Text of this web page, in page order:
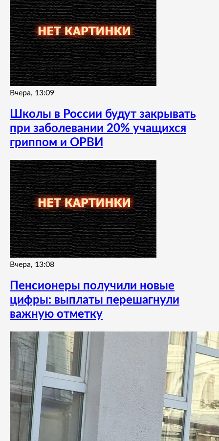
Вчера, 13:09
Школы в России будут закрывать
при заболевании 20% учащихся
гриппом и ОРВИ
Вчера, 13:08
Пенсионеры получили новые
цифры: выплаты перешагнули
важную отметку